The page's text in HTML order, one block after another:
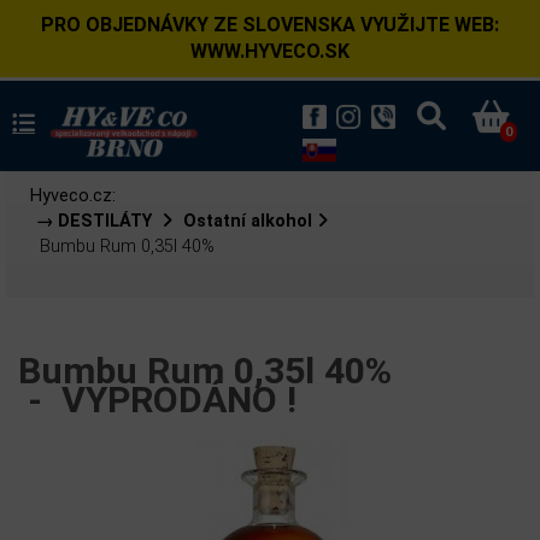
PRO OBJEDNÁVKY ZE SLOVENSKA VYUŽIJTE WEB:
WWW.HYVECO.SK
0
Hyveco.cz:
→ DESTILÁTY
Ostatní alkohol
Bumbu Rum 0,35l 40%
Bumbu Rum 0,35l 40%
- VYPRODÁNO !